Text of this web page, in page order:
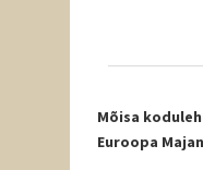
Mõisa
Euroopa